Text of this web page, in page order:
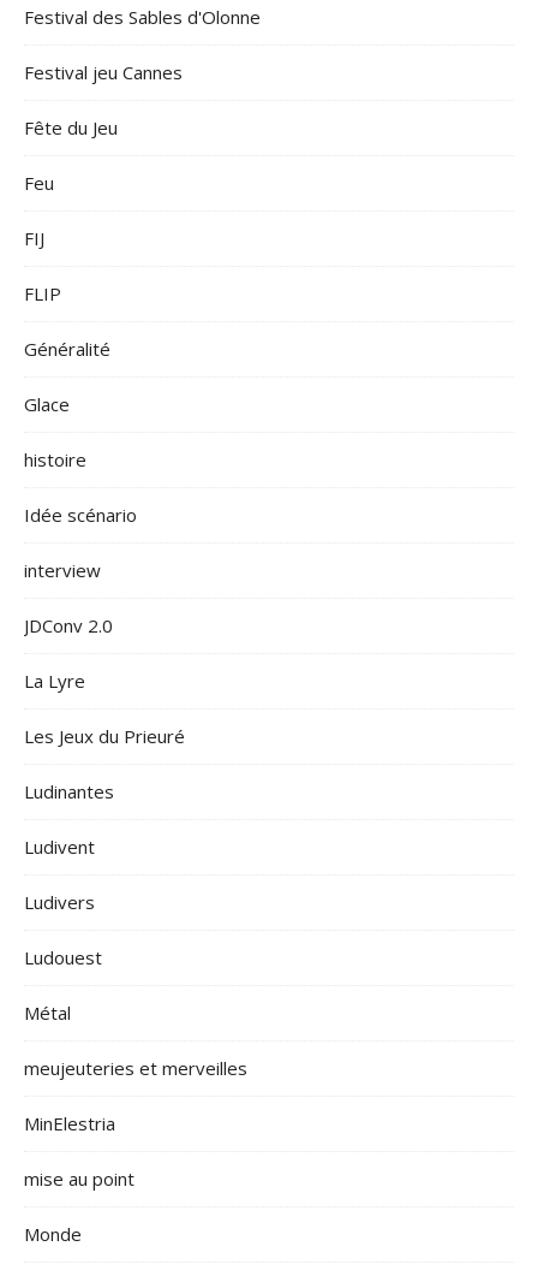
Festival des Sables d'Olonne
Festival jeu Cannes
Fête du Jeu
Feu
FIJ
FLIP
Généralité
Glace
histoire
Idée scénario
interview
JDConv 2.0
La Lyre
Les Jeux du Prieuré
Ludinantes
Ludivent
Ludivers
Ludouest
Métal
meujeuteries et merveilles
MinElestria
mise au point
Monde